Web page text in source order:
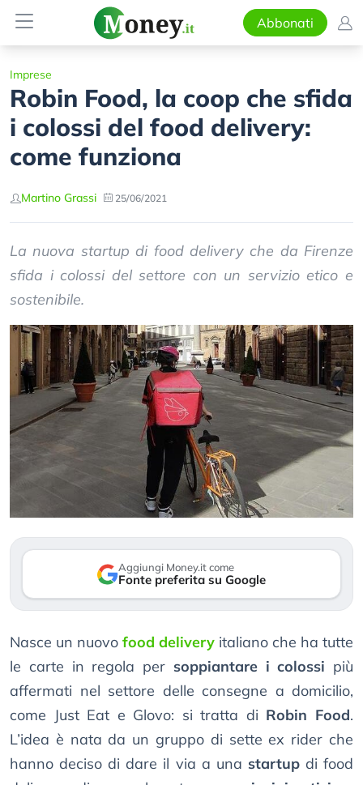
Abbonati
Imprese
Robin Food, la coop che sfida
i colossi del food delivery:
come funziona
Martino Grassi 25/06/2021
La nuova startup di food delivery che da Firenze
sfida i colossi del settore con un servizio etico e
sostenibile.
Aggiungi Money.it come
Fonte preferita su Google
Nasce un nuovo food delivery italiano che ha tutte
le carte in regola per soppiantare i colossi più
affermati nel settore delle consegne a domicilio,
come Just Eat e Glovo: si tratta di Robin Food.
L’idea è nata da un gruppo di sette ex rider che
hanno deciso di dare il via a una startupdi food